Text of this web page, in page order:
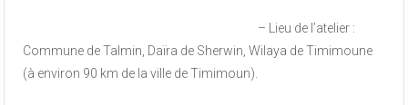
– Lieu de l’atelier :
Commune de Talmin, Daïra de Sherwin, Wilaya de Timimoune
(à environ 90 km de la ville de Timimoun).